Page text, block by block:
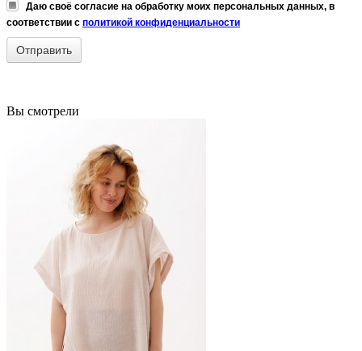
Даю своё согласие на обработку моих персональных данных, в
соответствии с политикой конфиденциальности
Вы смотрели